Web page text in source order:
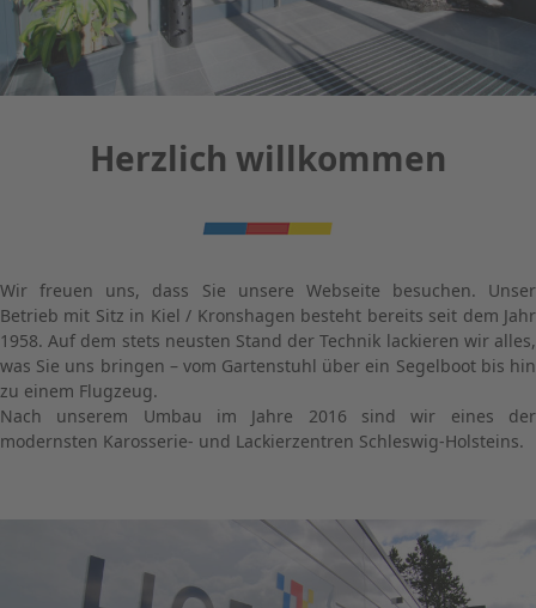
Herzlich willkommen
Wir freuen uns, dass Sie unsere Webseite besuchen. Unser
Betrieb mit Sitz in Kiel / Kronshagen besteht bereits seit dem Jahr
1958. Auf dem stets neusten Stand der Technik lackieren wir alles,
was Sie uns bringen – vom Gartenstuhl über ein Segelboot bis hin
zu einem Flugzeug.
Nach unserem Umbau im Jahre 2016 sind wir eines der
modernsten Karosserie- und Lackierzentren Schleswig-Holsteins.